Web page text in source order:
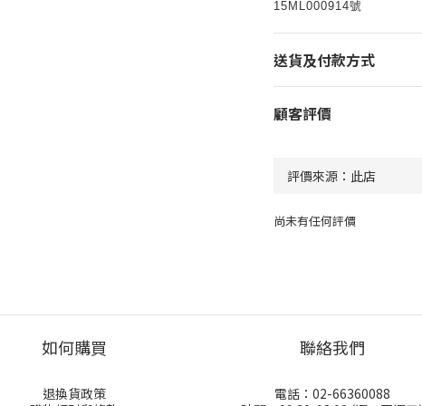
15ML000914號
送貨及付款方式
顧客評價
尚未有任何評價
如何購買
退換貨政策
聯絡我們
電話：02-66360088